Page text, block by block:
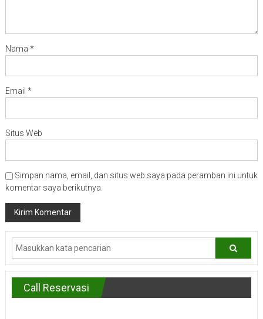
Nama *
Email *
Situs Web
Simpan nama, email, dan situs web saya pada peramban ini untuk
komentar saya berikutnya.
Call Reservasi